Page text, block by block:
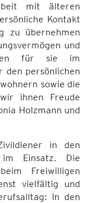
mit älteren
Kontakt
zu übernehmen
und
für sie im
den persönlichen
sowie die
ihnen Freude
Holzmann und
in den
im Einsatz. Die
Freiwilligen
vielfältig und
In den